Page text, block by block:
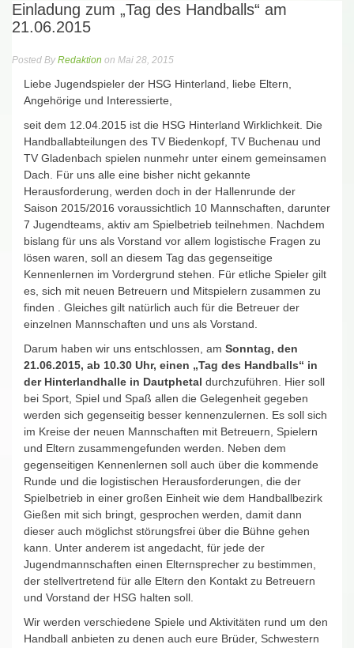
Einladung zum „Tag des Handballs“ am
21.06.2015
Posted ByRedaktion on Mai 28, 2015
Liebe Jugendspieler der HSG Hinterland, liebe Eltern,
Angehörige und Interessierte,
seit dem 12.04.2015 ist die HSG Hinterland Wirklichkeit. Die
Handballabteilungen des TV Biedenkopf, TV Buchenau und
TV Gladenbach spielen nunmehr unter einem gemeinsamen
Dach. Für uns alle eine bisher nicht gekannte
Herausforderung, werden doch in der Hallenrunde der
Saison 2015/2016 voraussichtlich 10 Mannschaften, darunter
7 Jugendteams, aktiv am Spielbetrieb teilnehmen. Nachdem
bislang für uns als Vorstand vor allem logistische Fragen zu
lösen waren, soll an diesem Tag das gegenseitige
Kennenlernen im Vordergrund stehen. Für etliche Spieler gilt
es, sich mit neuen Betreuern und Mitspielern zusammen zu
finden . Gleiches gilt natürlich auch für die Betreuer der
einzelnen Mannschaften und uns als Vorstand.
Darum haben wir uns entschlossen, am Sonntag, den
21.06.2015, ab 10.30 Uhr, einen „Tag des Handballs“ in
der Hinterlandhalle in Dautphetal durchzuführen. Hier soll
bei Sport, Spiel und Spaß allen die Gelegenheit gegeben
werden sich gegenseitig besser kennenzulernen. Es soll sich
im Kreise der neuen Mannschaften mit Betreuern, Spielern
und Eltern zusammengefunden werden. Neben dem
gegenseitigen Kennenlernen soll auch über die kommende
Runde und die logistischen Herausforderungen, die der
Spielbetrieb in einer großen Einheit wie dem Handballbezirk
Gießen mit sich bringt, gesprochen werden, damit dann
dieser auch möglichst störungsfrei über die Bühne gehen
kann. Unter anderem ist angedacht, für jede der
Jugendmannschaften einen Elternsprecher zu bestimmen,
der stellvertretend für alle Eltern den Kontakt zu Betreuern
und Vorstand der HSG halten soll.
Wir werden verschiedene Spiele und Aktivitäten rund um den
Handball anbieten zu denen auch eure Brüder, Schwestern